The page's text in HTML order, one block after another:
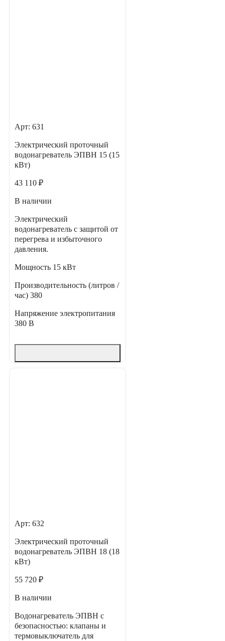
Арт: 631
Электрический проточный
водонагреватель ЭПВН 15 (15
кВт)
43 110 ₽
В наличии
Электрический
водонагреватель с защитой от
перегрева и избыточного
давления.
Мощность 15 кВт
Производительность (литров /
час) 380
Напряжение электропитания
380 В
Арт: 632
Электрический проточный
водонагреватель ЭПВН 18 (18
кВт)
55 720 ₽
В наличии
Водонагреватель ЭПВН с
безопасностью: клапаны и
термовыключатель для